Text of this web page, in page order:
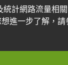
計網路流量相
進一步了解，